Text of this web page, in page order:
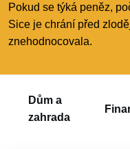
Pokud se týká peněz,
Sice je chrání před
znehodnocovala.
Dům a
zahrada